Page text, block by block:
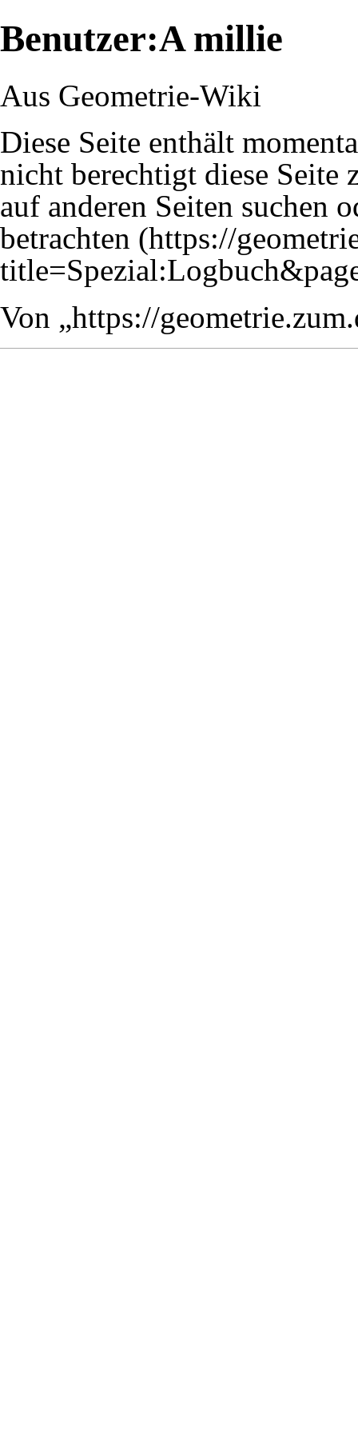
Benutzer:A millie
Aus Geometrie-Wiki
Diese Seite enthält
nicht berechtigt diese Seite
auf anderen Seiten suchen
betrachten
Von „https://